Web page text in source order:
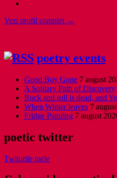
Vezi profil complet →
poetry events
Good Boy Gone 7 august
A Solitary Path of Discovery
Rock and roll is dead, and
When Winter leaves 7
Fridge Painting 7 august
poetic twitter
Twiturile mele